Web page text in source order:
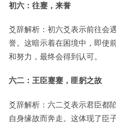
初六：往蹇，来誉
爻辞解析：初六爻表示前往会
誉。这暗示着在困境中，即使
和努力，最终会得到认可。
六二：王臣蹇蹇，匪躬之故
爻辞解析：六二爻表示君臣都
自身缘故而奔走。这体现了臣